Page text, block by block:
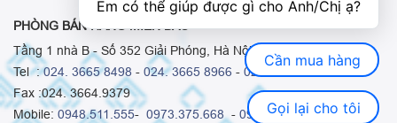
PHÒNG BÁN HÀNG MIỀN BẮC
Tầng 1 nhà B - Số 352 Giải Phóng, Hà Nội
Tel :024. 3665 8498 - 024. 3665 8966 - 024. 3665 8993
Fax :024. 3664.9379
Mobile: 0948.511.555- 0973.375.668 - 0942.155.688
Cần mua hàng
Gọi lại cho tôi